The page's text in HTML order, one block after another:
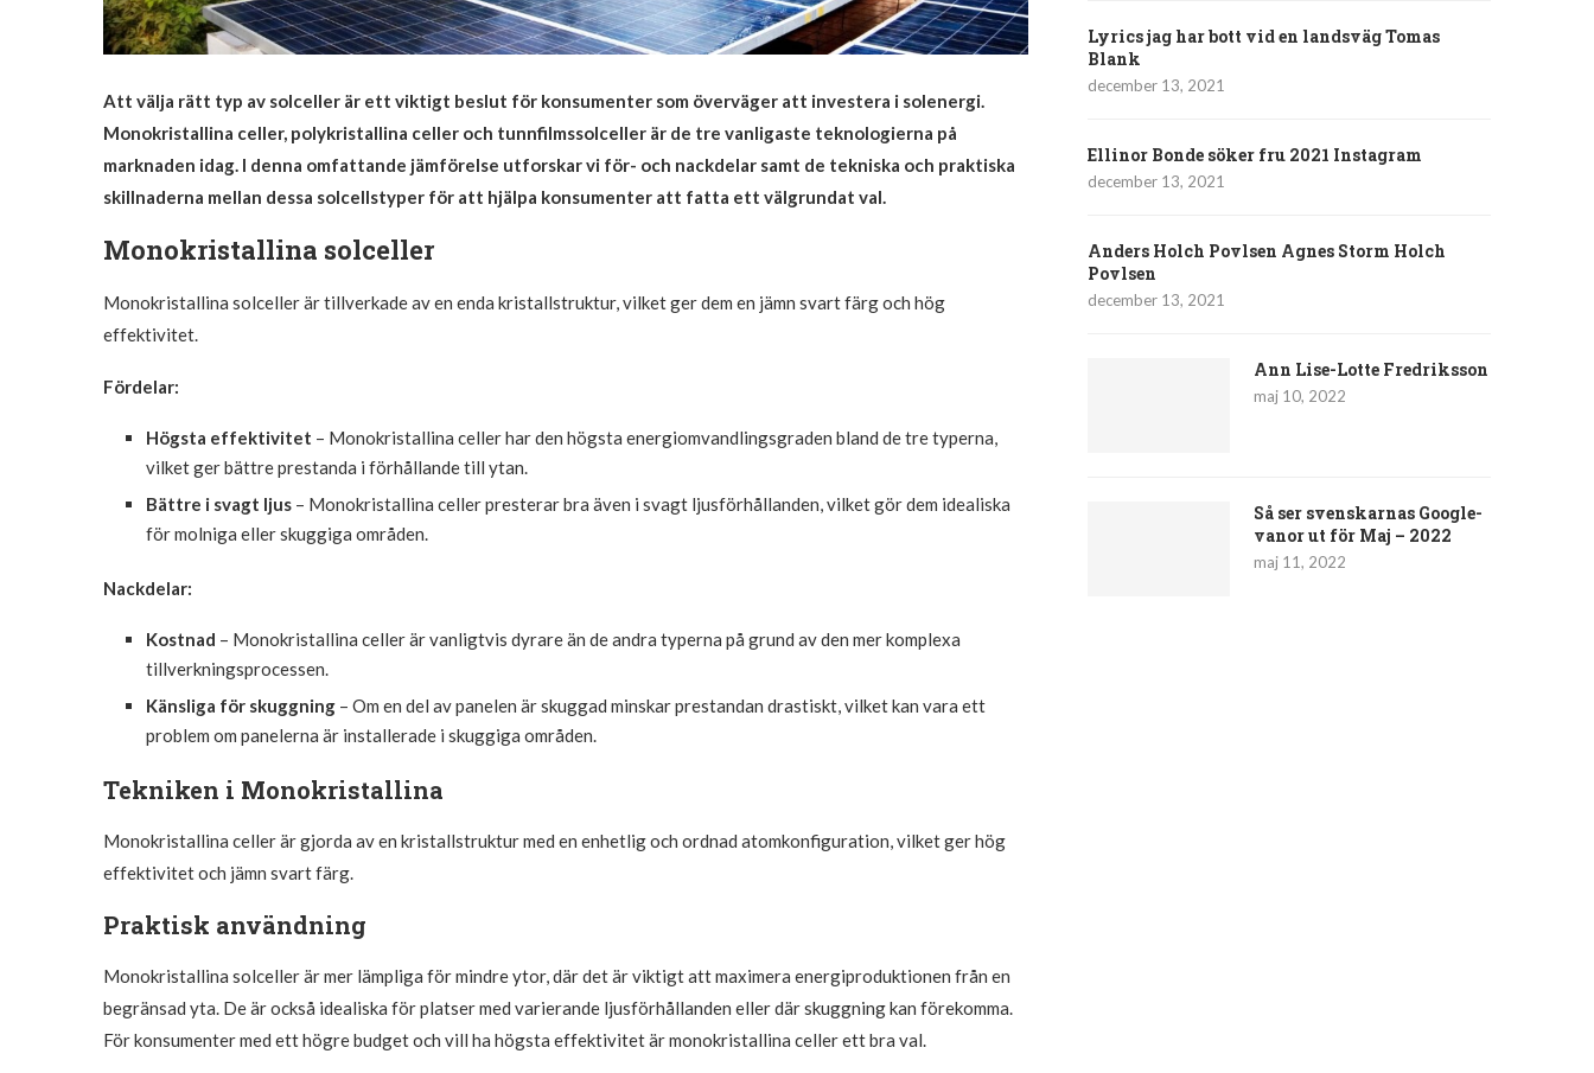
Att välja rätt typ av solceller är ett viktigt beslut för konsumenter som överväger att investera i solenergi.
Monokristallina celler, polykristallina celler och tunnfilmssolceller är de tre vanligaste teknologierna på
marknaden idag. I denna omfattande jämförelse utforskar vi för- och nackdelar samt de tekniska och praktiska
skillnaderna mellan dessa solcellstyper för att hjälpa konsumenter att fatta ett välgrundat val.
Monokristallina solceller
Monokristallina solceller är tillverkade av en enda kristallstruktur, vilket ger dem en jämn svart färg och hög
effektivitet.
Fördelar:
Högsta effektivitet – Monokristallina celler har den högsta energiomvandlingsgraden bland de tre typerna,
vilket ger bättre prestanda i förhållande till ytan.
Bättre i svagt ljus – Monokristallina celler presterar bra även i svagt ljusförhållanden, vilket gör dem idealiska
för molniga eller skuggiga områden.
Nackdelar:
Kostnad – Monokristallina celler är vanligtvis dyrare än de andra typerna på grund av den mer komplexa
tillverkningsprocessen.
Känsliga för skuggning – Om en del av panelen är skuggad minskar prestandan drastiskt, vilket kan vara ett
problem om panelerna är installerade i skuggiga områden.
Tekniken i Monokristallina
Monokristallina celler är gjorda av en kristallstruktur med en enhetlig och ordnad atomkonfiguration, vilket ger hög
effektivitet och jämn svart färg.
Praktisk användning
Monokristallina solceller är mer lämpliga för mindre ytor, där det är viktigt att maximera energiproduktionen från en
begränsad yta. De är också idealiska för platser med varierande ljusförhållanden eller där skuggning kan förekomma.
För konsumenter med ett högre budget och vill ha högsta effektivitet är monokristallina celler ett bra val.
Lyrics jag har bott vid en landsväg Tomas
Blank
december 13, 2021
Ellinor Bonde söker fru 2021 Instagram
december 13, 2021
Anders Holch Povlsen Agnes Storm Holch
Povlsen
december 13, 2021
Ann Lise-Lotte Fredriksson
maj 10, 2022
Så ser svenskarnas Google-
vanor ut för Maj – 2022
maj 11, 2022